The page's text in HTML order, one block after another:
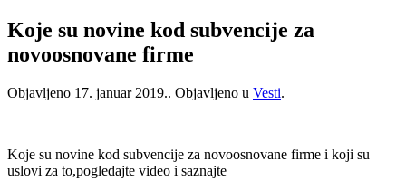
Koje su novine kod subvencije za
novoosnovane firme
Objavljeno 17. januar 2019.. Objavljeno u Vesti.
Koje su novine kod subvencije za novoosnovane firme i koji su
uslovi za to,pogledajte video i saznajte